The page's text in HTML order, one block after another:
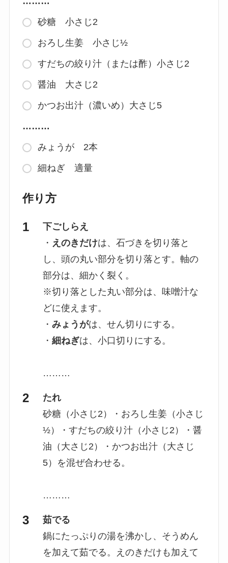
砂糖 小さじ2
おろし生姜 小さじ½
すだちの絞り汁（または酢）小さじ2
醤油 大さじ2
かつお出汁（濃いめ）大さじ5
………
みょうが 2本
細ねぎ 適量
作り方
下ごしらえ
・ えのきだけは、石づきを切り落と
し、頭の丸い部分を切り落とす。軸の
部分は、細かく裂く。
※切り落とした丸い部分は、味噌汁な
どに使えます。
・ みょうがは、せん切りにする。
・ 細ねぎは、小口切りにする。
………
たれ
砂糖（小さじ2）・おろし生姜（小さじ
½）・すだちの絞り汁（小さじ2）・醤
油（大さじ2）・かつお出汁（大さじ
5）を混ぜ合わせる。
………
茹でる
鍋にたっぷりの湯を沸かし、そうめん
を加えて茹でる。えのきだけも加えて